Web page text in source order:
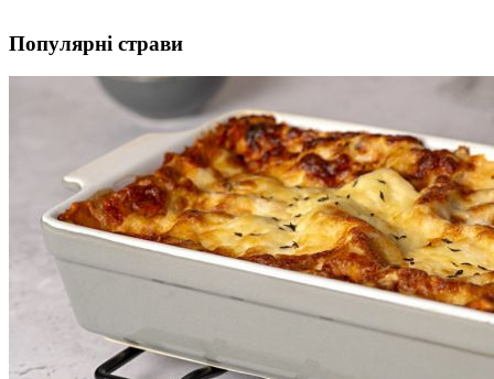
Популярні страви